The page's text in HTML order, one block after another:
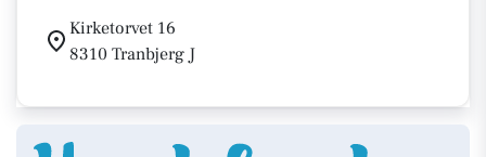
Kirketorvet 16
8310 Tranbjerg J